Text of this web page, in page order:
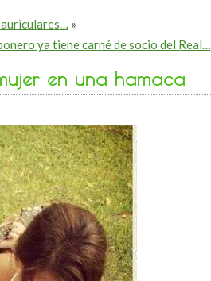
»
ya tiene carné de socio del Real…
en una hamaca